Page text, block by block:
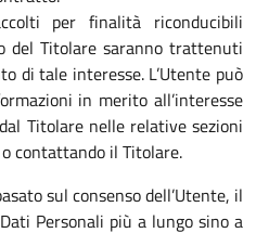
per finalità riconducibili
del Titolare saranno trattenuti
di tale interesse. L’Utente può
in merito all’interesse
Titolare nelle relative sezioni
contattando il Titolare.
sul consenso dell’Utente, il
Personali più a lungo sino a